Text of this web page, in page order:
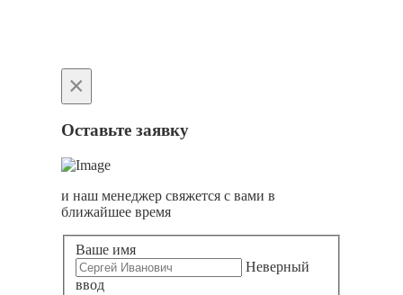
×
Оставьте заявку
и наш менеджер свяжется с вами в
ближайшее время
Ваше имя
Неверный
ввод